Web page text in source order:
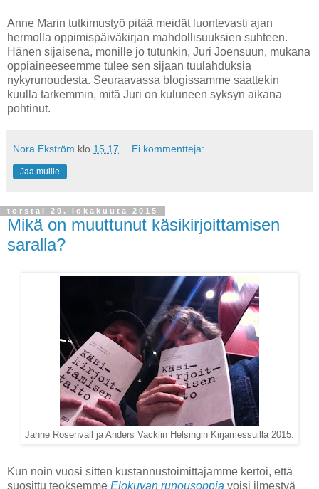
Anne Marin tutkimustyö pitää meidät luontevasti ajan
hermolla oppimispäiväkirjan mahdollisuuksien suhteen.
Hänen sijaisena, monille jo tutunkin, Juri Joensuun, mukana
oppiaineeseemme tulee sen sijaan tuulahduksia
nykyrunoudesta. Seuraavassa blogissamme saattekin
kuulla tarkemmin, mitä Juri on kuluneen syksyn aikana
pohtinut.
Nora Ekström klo 15.17 Ei kommentteja:
Jaa muille
torstai 29. lokakuuta 2015
Mikä on muuttunut käsikirjoittamisen
saralla?
Janne Rosenvall ja Anders Vacklin Helsingin Kirjamessuilla 2015.
Kun noin vuosi sitten kustannustoimittajamme kertoi, että
suosittu teoksemme Elokuvan runousoppia voisi ilmestyä